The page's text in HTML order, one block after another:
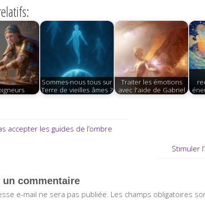
Sommes-nous tous sur
Terre de vieilles âmes ?
Traiter les émotions
avec l'aide de Gabriel
accepter les guides de l’ombre
Stimuler
un commentaire
e-mail ne sera pas publiée. Les champs obligatoires